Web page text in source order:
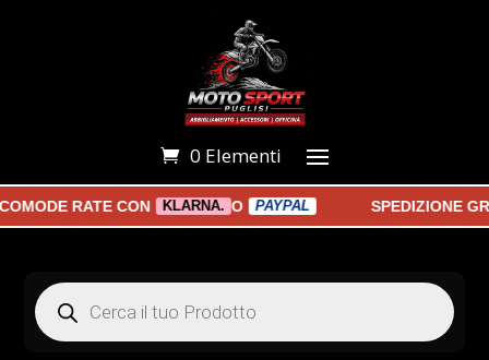
0 Elementi
RATE CON KLARNA. O PAYPAL SPEDIZIONE
Products
search